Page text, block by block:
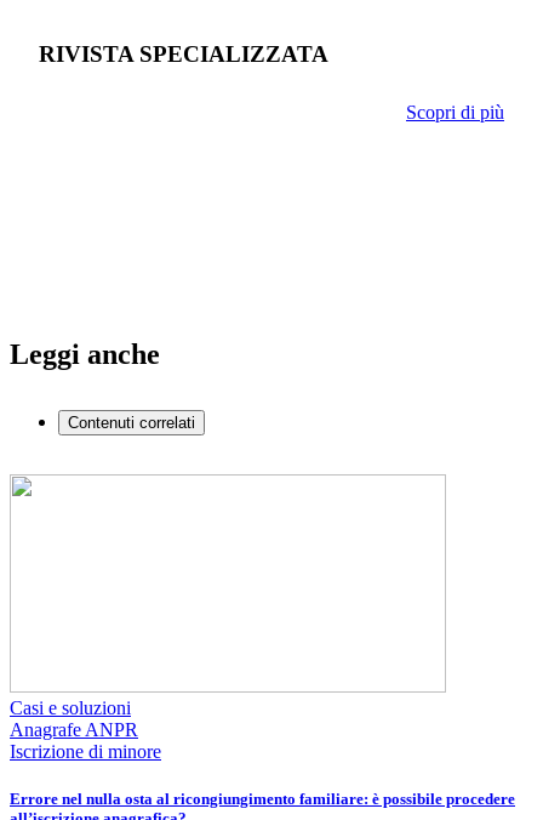
RIVISTA SPECIALIZZATA
Scopri di più
Leggi anche
Contenuti correlati
Casi e soluzioni
Anagrafe ANPR
Iscrizione di minore
Errore nel nulla osta al ricongiungimento familiare: è possibile procedere